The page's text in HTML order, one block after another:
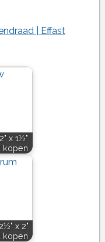
| Effast
x 1½"
kopen
x 2"
kopen